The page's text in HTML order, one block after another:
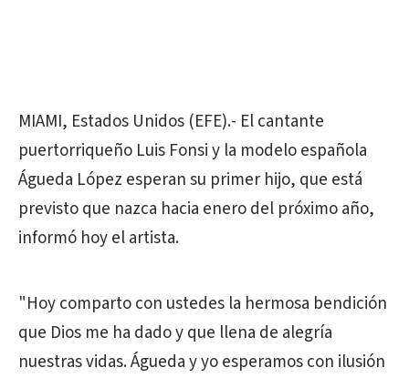
MIAMI, Estados Unidos (EFE).- El cantante
puertorriqueño Luis Fonsi y la modelo española
Águeda López esperan su primer hijo, que está
previsto que nazca hacia enero del próximo año,
informó hoy el artista.
"Hoy comparto con ustedes la hermosa bendición
que Dios me ha dado y que llena de alegría
nuestras vidas. Águeda y yo esperamos con ilusión